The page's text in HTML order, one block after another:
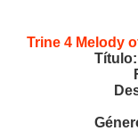
Trine 4 Melody
Título: